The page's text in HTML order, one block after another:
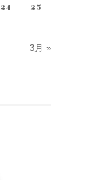
24
25
3月 »